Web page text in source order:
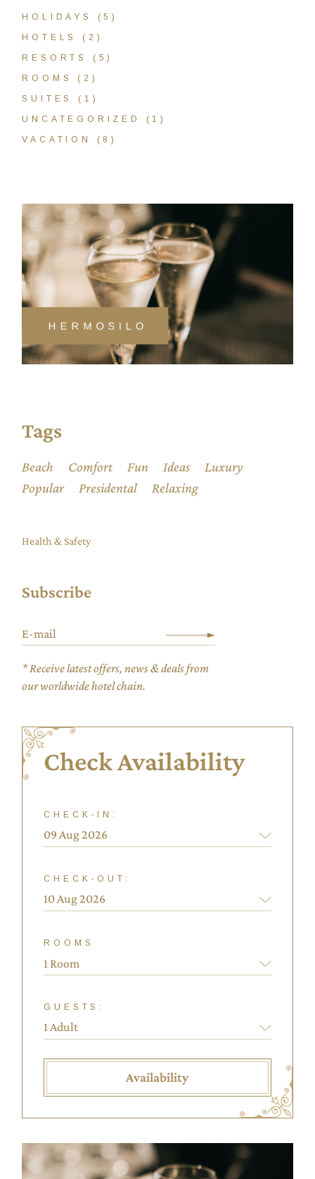
HOLIDAYS (5)
HOTELS (2)
RESORTS (5)
ROOMS (2)
SUITES (1)
UNCATEGORIZED (1)
VACATION (8)
Tags
Beach Comfort Fun Ideas
Luxury
Popular
Presidental Relaxing
Health & Safety
Subscribe
* Receive latest offers, news & deals from
our worldwide hotel chain.
Check Availability
CHECK-IN:
CHECK-OUT:
ROOMS
1 Room
GUESTS:
Availability